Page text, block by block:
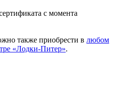
с момента
также приобрести в любом
«Лодки-Питер».